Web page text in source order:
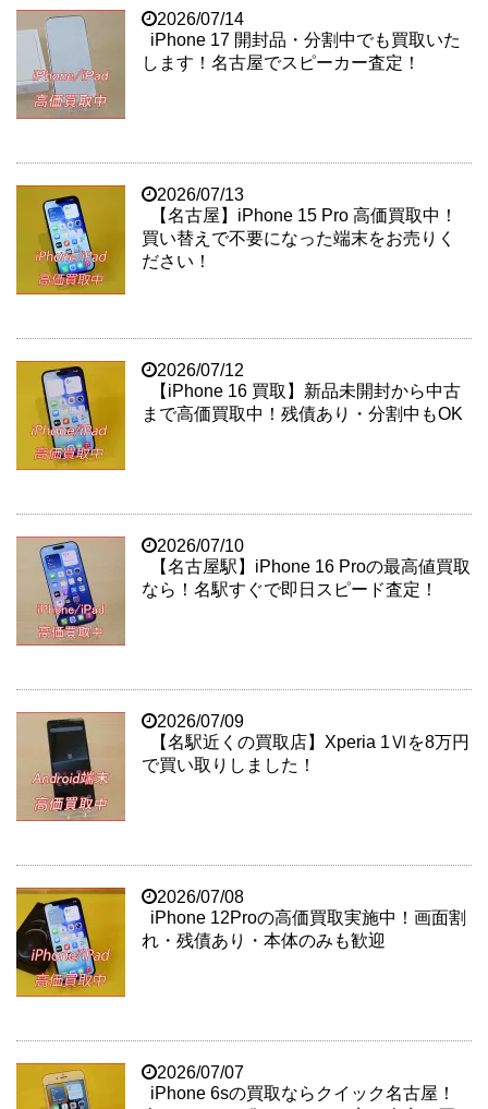
2026/07/14
iPhone 17 開封品・分割中でも買取いた
します！名古屋でスピーカー査定！
2026/07/13
【名古屋】iPhone 15 Pro 高価買取中！
買い替えで不要になった端末をお売りく
ださい！
2026/07/12
【iPhone 16 買取】新品未開封から中古
まで高価買取中！残債あり・分割中もOK
2026/07/10
【名古屋駅】iPhone 16 Proの最高値買取
なら！名駅すぐで即日スピード査定！
2026/07/09
【名駅近くの買取店】Xperia 1Ⅵを8万円
で買い取りしました！
2026/07/08
iPhone 12Proの高価買取実施中！画面割
れ・残債あり・本体のみも歓迎
2026/07/07
iPhone 6sの買取ならクイック名古屋！